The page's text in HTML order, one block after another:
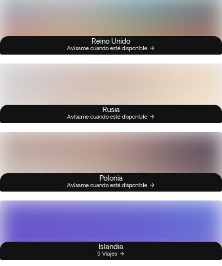
Reino Unido
Avísame cuando esté disponible
Rusia
Avísame cuando esté disponible
Polonia
Avísame cuando esté disponible
Islandia
5 Viajes